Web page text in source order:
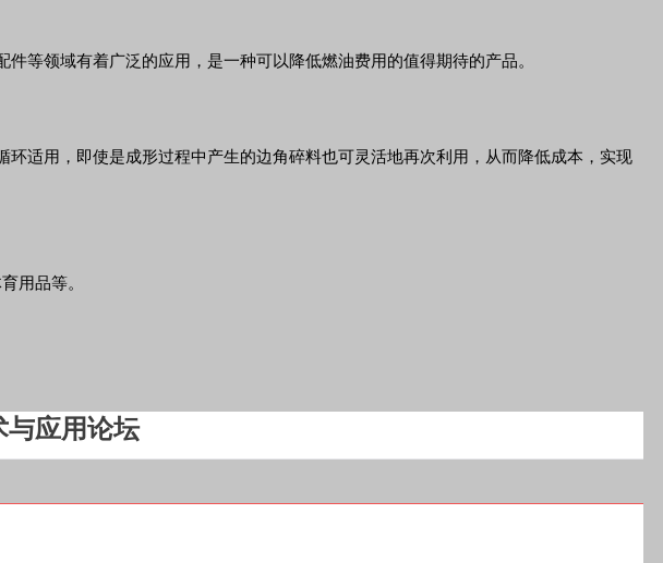
等领域有着广泛的应用，是一种可以降低燃油费用的值得期待的产品。
适用，即使是成形过程中产生的边角碎料也可灵活地再次利用，从而降低成本，实现
用品等。
与应用论坛